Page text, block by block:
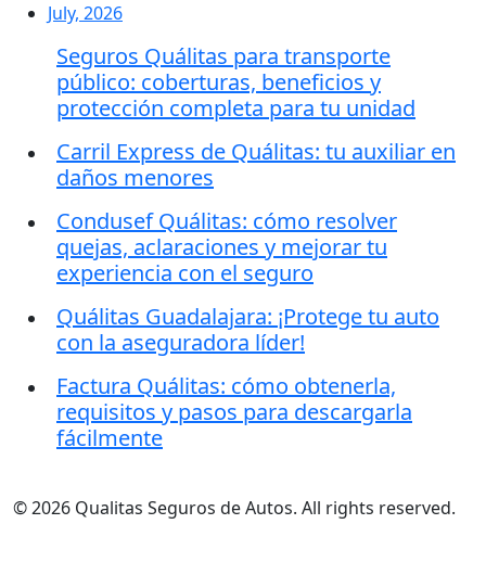
July, 2026
Seguros Quálitas para transporte
público: coberturas, beneficios y
protección completa para tu unidad
Carril Express de Quálitas: tu auxiliar en
daños menores
Condusef Quálitas: cómo resolver
quejas, aclaraciones y mejorar tu
experiencia con el seguro
Quálitas Guadalajara: ¡Protege tu auto
con la aseguradora líder!
Factura Quálitas: cómo obtenerla,
requisitos y pasos para descargarla
fácilmente
© 2026 Qualitas Seguros de Autos. All rights reserved.